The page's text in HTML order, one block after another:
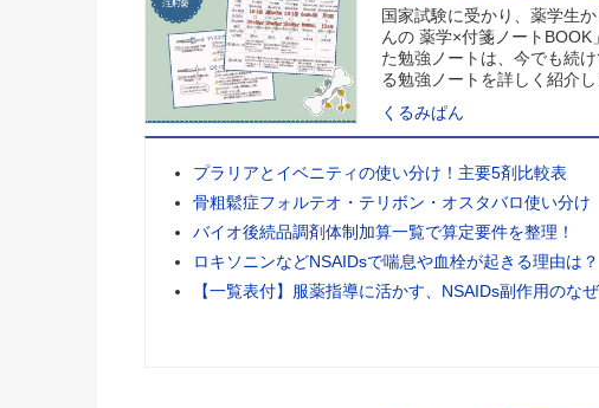
国家試験に受かり、薬学生
んの 薬学×付箋ノート
た勉強ノートは、今でも続
る勉強ノートを詳しく紹介し
くるみぱん
プラリアとイベニティの使い分け！主要5剤比較表
骨粗鬆症フォルテオ・テリボン・オスタバロ使い分け
バイオ後続品調剤体制加算一覧で算定要件を整理！
ロキソニンなどNSAIDsで喘息や血栓が起きる理由は？
【一覧表付】服薬指導に活かす、NSAIDs副作用のなぜ